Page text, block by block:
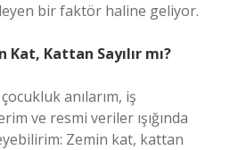
bir faktör haline geliyor.
Kat, Kattan Sayılır mı?
anılarım, iş
ve resmi veriler ışığında
Zemin kat, kattan